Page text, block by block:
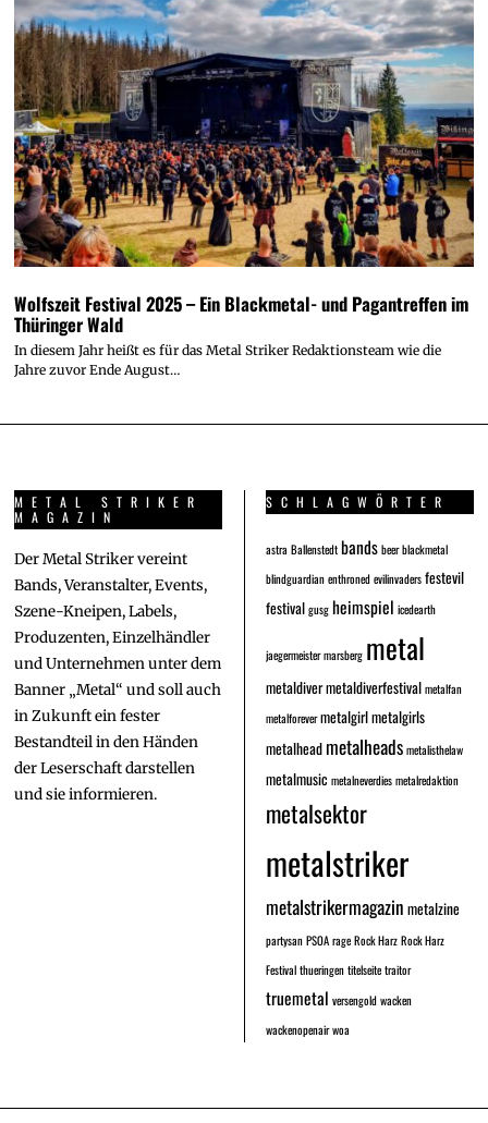
Wolfszeit Festival 2025 – Ein Blackmetal- und Pagantreffen im
Thüringer Wald
In diesem Jahr heißt es für das Metal Striker Redaktionsteam wie die
Jahre zuvor Ende August…
METAL STRIKER
MAGAZIN
Der Metal Striker vereint
Bands, Veranstalter, Events,
Szene-Kneipen, Labels,
Produzenten, Einzelhändler
und Unternehmen unter dem
Banner „Metal“ und soll auch
in Zukunft ein fester
Bestandteil in den Händen
der Leserschaft darstellen
und sie informieren.
SCHLAGWÖRTER
astra Ballenstedtbandsbeerblackmetal
blindguardianenthronedevilinvadersfestevil
festivalgusgheimspiel icedearth
jaegermeistermarsberg metal
metaldivermetaldiverfestivalmetalfan
metalforevermetalgirlmetalgirls
metalhead metalheadsmetalisthelaw
metalmusic metalneverdiesmetalredaktion
metalsektor
metalstriker
metalstrikermagazin metalzine
partysanPSOArageRock HarzRock Harz
Festivalthueringentitelseitetraitor
truemetal versengoldwacken
wackenopenairwoa